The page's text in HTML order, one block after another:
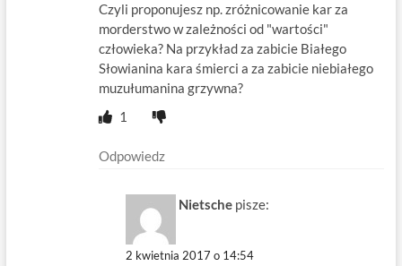
Czyli proponujesz np. zróżnicowanie kar za
morderstwo w zależności od "wartości"
człowieka? Na przykład za zabicie Białego
Słowianina kara śmierci a za zabicie niebiałego
muzułumanina grzywna?
1
Odpowiedz
Nietsche pisze:
2 kwietnia 2017 o 14:54